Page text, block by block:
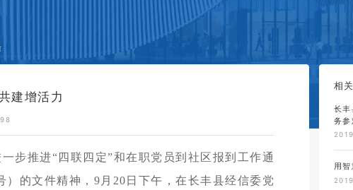
建增活力
步推进“四联四定”和在职党员到社区报到工作通
）的文件精神，9月20日下午，在长丰县经信委党
相
长
务参
用